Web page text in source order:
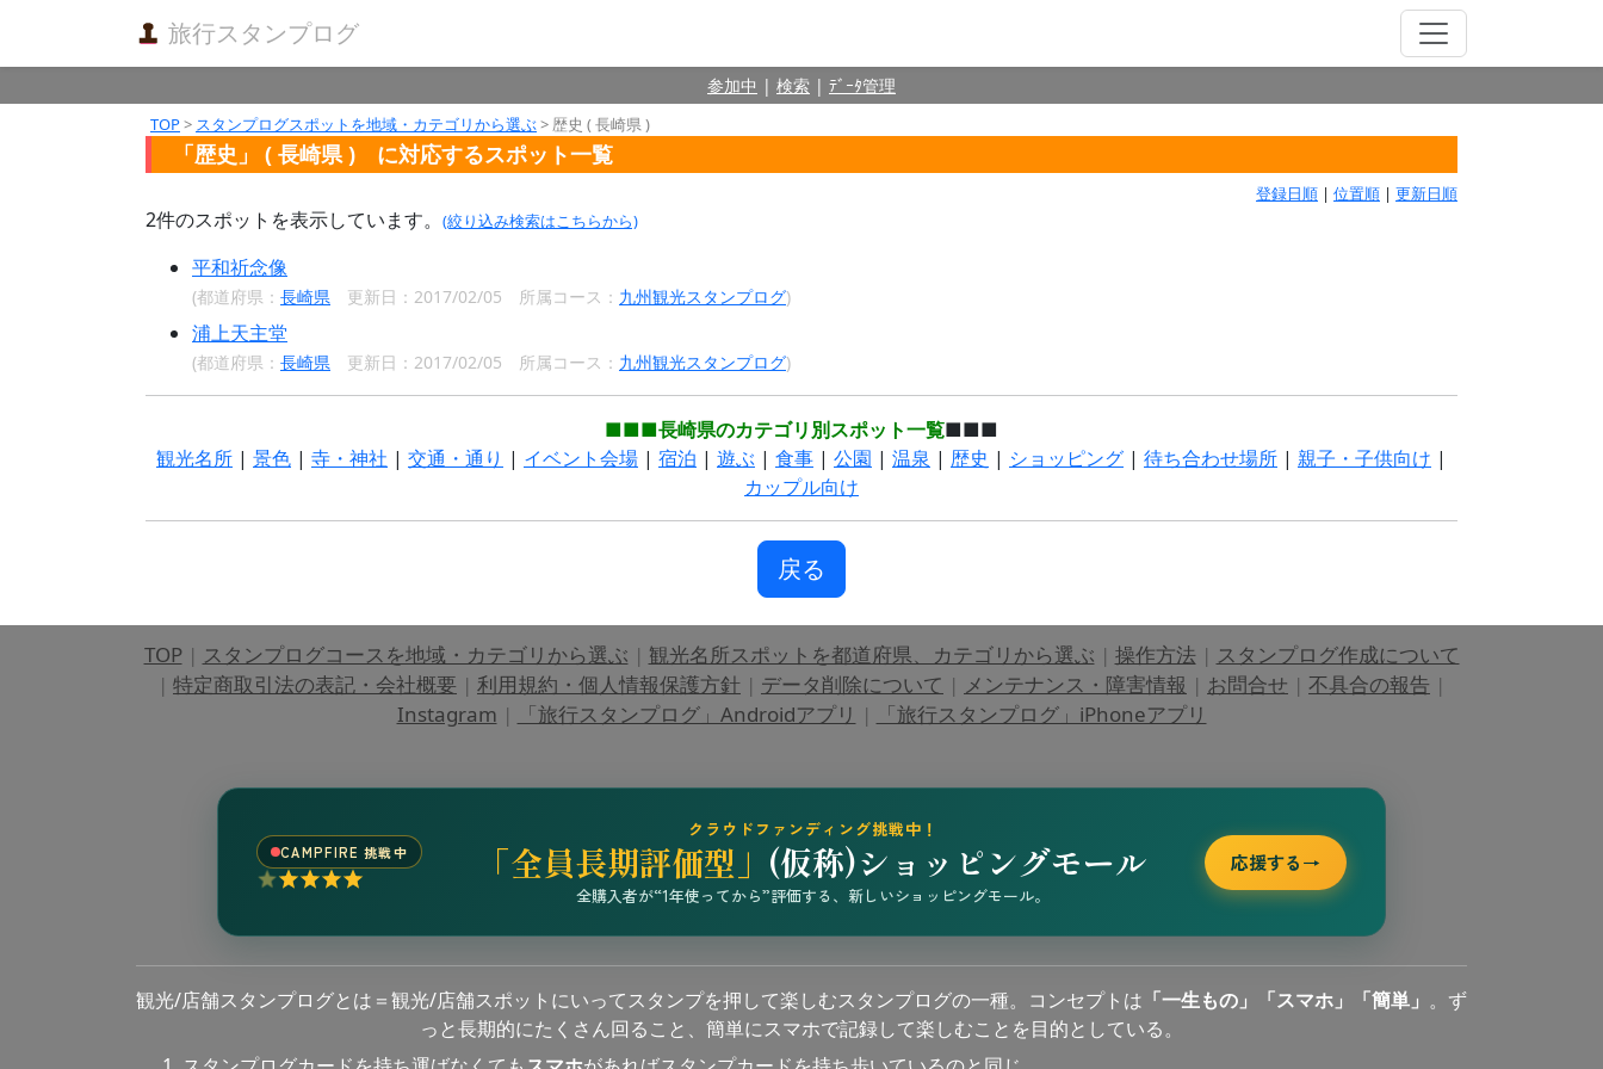
旅行スタンプログ
参加中 | 検索 | ﾃﾞｰﾀ管理
TOP> スタンプログスポットを地域・カテゴリから選ぶ> 歴史 ( 長崎県 )
「歴史」 ( 長崎県 ) に対応するスポット一覧
登録日順 | 位置順 | 更新日順
2件のスポットを表示しています。 (絞り込み検索はこちらから)
平和祈念像
(都道府県： 長崎県 更新日：2017/02/05 所属コース： 九州観光スタンプログ)
浦上天主堂
(都道府県： 長崎県 更新日：2017/02/05 所属コース： 九州観光スタンプログ)
■■■長崎県のカテゴリ別スポット一覧■■■
観光名所 | 景色 | 寺・神社 | 交通・通り | イベント会場 | 宿泊 | 遊ぶ | 食事 | 公園 | 温泉 | 歴史 | ショッピング | 待ち合わせ場所 | 親子・子供向け |
カップル向け
戻る
TOP| スタンプログコースを地域・カテゴリから選ぶ | 観光名所スポットを都道府県、カテゴリから選ぶ | 操作方法| スタンプログ作成について
| 特定商取引法の表記・会社概要 | 利用規約・個人情報保護方針 | データ削除について | メンテナンス・障害情報 | お問合せ | 不具合の報告 |
Instagram | 「旅行スタンプログ」Androidアプリ | 「旅行スタンプログ」iPhoneアプリ
CAMPFIRE 挑戦中
クラウドファンディング挑戦中！
「全員長期評価型」 (仮称)ショッピングモール
全購入者が“1年使ってから”評価する、新しいショッピングモール。
応援する→
観光/店舗スタンプログとは＝観光/店舗スポットにいってスタンプを押して楽しむスタンプログの一種。コンセプトは 「一生もの」「スマホ」「簡単」 。ず
っと長期的にたくさん回ること、簡単にスマホで記録して楽しむことを目的としている。